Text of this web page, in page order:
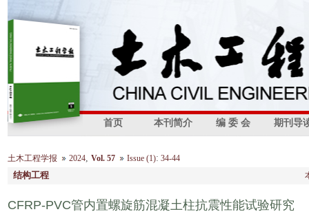
首页 本刊简介 编 委 会 期刊导
土木工程学报 2024, Vol. 57 Issue (1): 34-44
结构工程
CFRP-PVC管内置螺旋筋混凝土柱抗震性能试验研究